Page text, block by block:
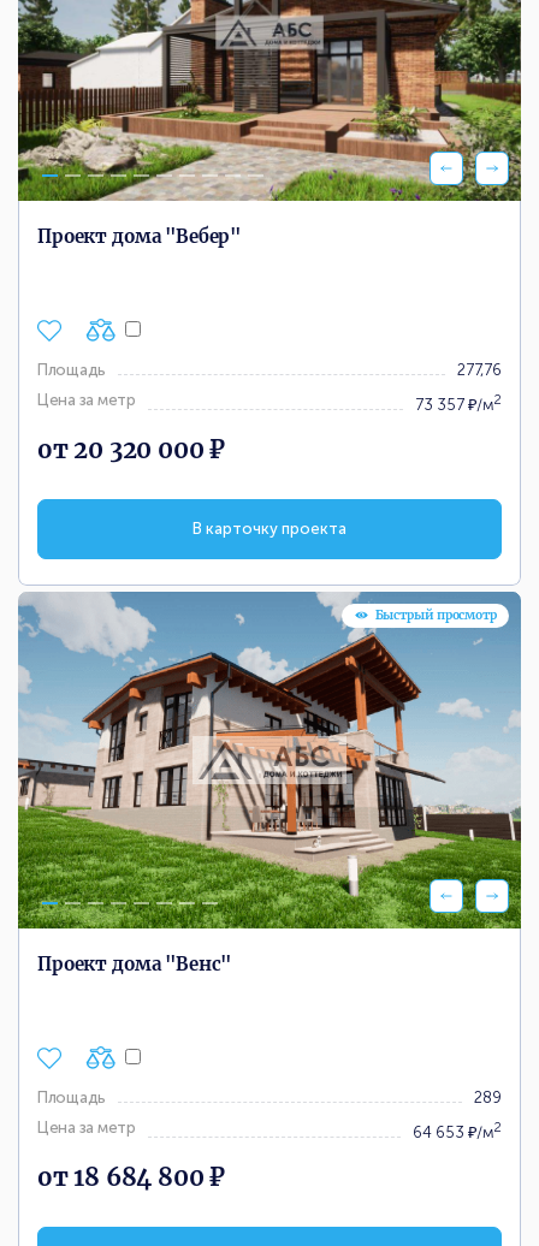
Проект дома "Вебер"
Площадь
277,76
Цена за метр
73 357 ₽/м2
от 20 320 000 ₽
В карточку проекта
Проект дома "Венс"
Площадь
289
Цена за метр
64 653 ₽/м2
Быстрый просмотр
от 18 684 800 ₽